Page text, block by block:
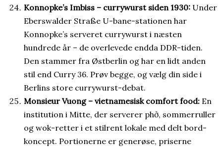
Konnopke’s Imbiss – currywurst siden 1930: Under
Eberswalder Straße U-bane-stationen har
Konnopke’s serveret currywurst i næsten
hundrede år – de overlevede endda DDR-tiden.
Den stammer fra Østberlin og har en lidt anden
stil end Curry 36. Prøv begge, og vælg din side i
Berlins store currywurst-debat.
Monsieur Vuong – vietnamesisk comfort food: En
institution i Mitte, der serverer phở, sommerruller
og wok-retter i et stilrent lokale med delt bord-
koncept. Portionerne er generøse, priserne